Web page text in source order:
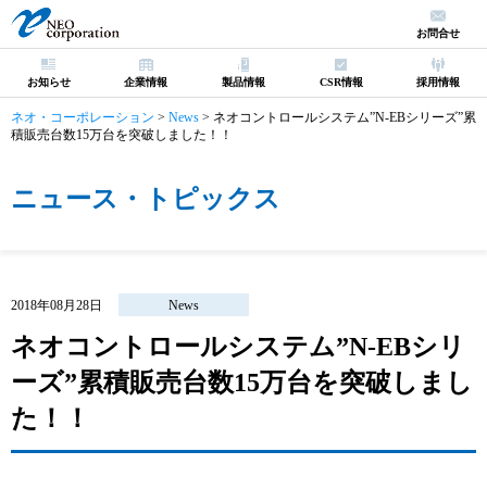
お知らせ 企業情報 製品情報 CSR情報 採用情報
お問合せ
ネオ・コーポレーション > News > ネオコントロールシステム”N-EBシリーズ”累
積販売台数15万台を突破しました！！
ニュース・トピックス
2018年08月28日 News
ネオコントロールシステム”N-EBシリ
ーズ”累積販売台数15万台を突破しまし
た！！